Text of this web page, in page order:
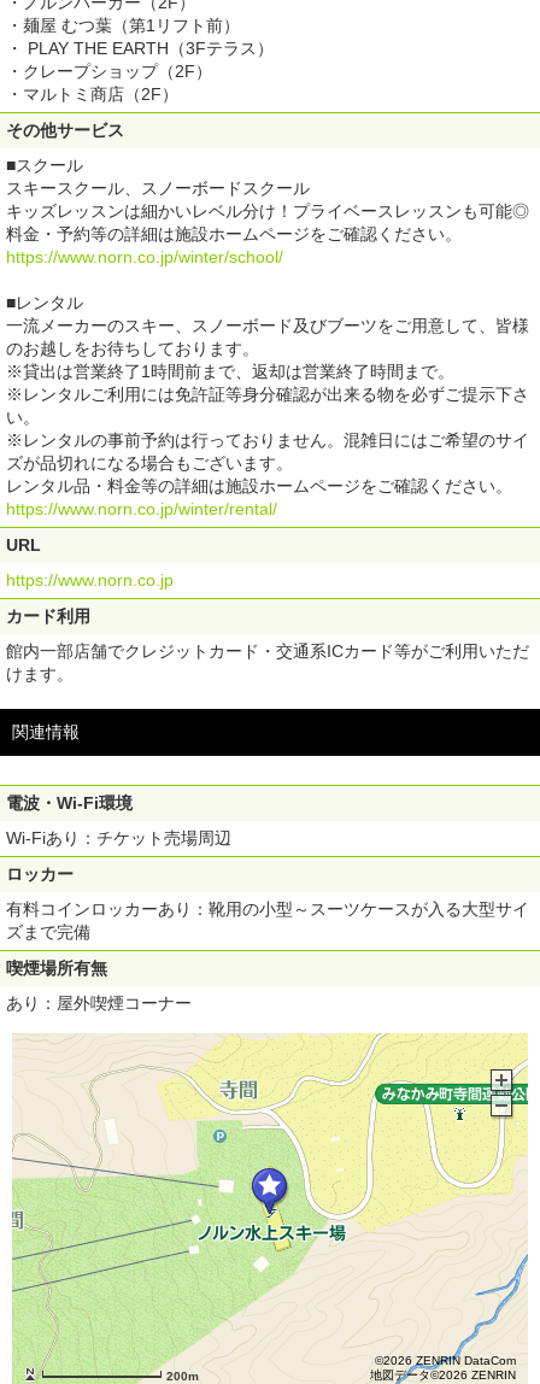
・麺屋 むつ葉（第1リフト前）
・ PLAY THE EARTH（3Fテラス）
・クレープショップ（2F）
・マルトミ商店（2F）
その他サービス
■スクール
スキースクール、スノーボードスクール
キッズレッスンは細かいレベル分け！プライベースレッスンも可能◎
料金・予約等の詳細は施設ホームページをご確認ください。
https://www.norn.co.jp/winter/school/
■レンタル
一流メーカーのスキー、スノーボード及びブーツをご用意して、皆様
のお越しをお待ちしております。
※貸出は営業終了1時間前まで、返却は営業終了時間まで。
※レンタルご利用には免許証等身分確認が出来る物を必ずご提示下さ
い。
※レンタルの事前予約は行っておりません。混雑日にはご希望のサイ
ズが品切れになる場合もございます。
レンタル品・料金等の詳細は施設ホームページをご確認ください。
https://www.norn.co.jp/winter/rental/
URL
https://www.norn.co.jp
カード利用
館内一部店舗でクレジットカード・交通系ICカード等がご利用いただ
けます。
関連情報
電波・Wi-Fi環境
Wi-Fiあり：チケット売場周辺
ロッカー
有料コインロッカーあり：靴用の小型～スーツケースが入る大型サイ
ズまで完備
喫煙場所有無
あり：屋外喫煙コーナー
200m
©2026 ZENRIN DataCom
地図データ©2026 ZENRIN